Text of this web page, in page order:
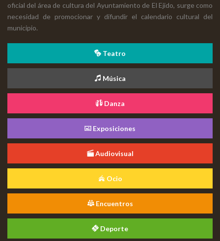
oficial del área de cultura del Ayuntamiento de El Ejido, surge como
necesidad de promocionar y difundir el calendario cultural del
municipio.
Teatro
Música
Danza
Exposiciones
Audiovisual
Ocio
Encuentros
Deporte